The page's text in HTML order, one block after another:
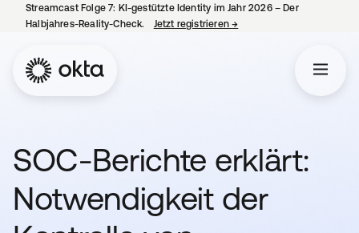
Streamcast Folge 7: KI-gestützte Identity im Jahr 2026 – Der
Halbjahres-Reality-Check.
Jetzt registrieren→
SOC-Berichte erklärt:
Notwendigkeit der